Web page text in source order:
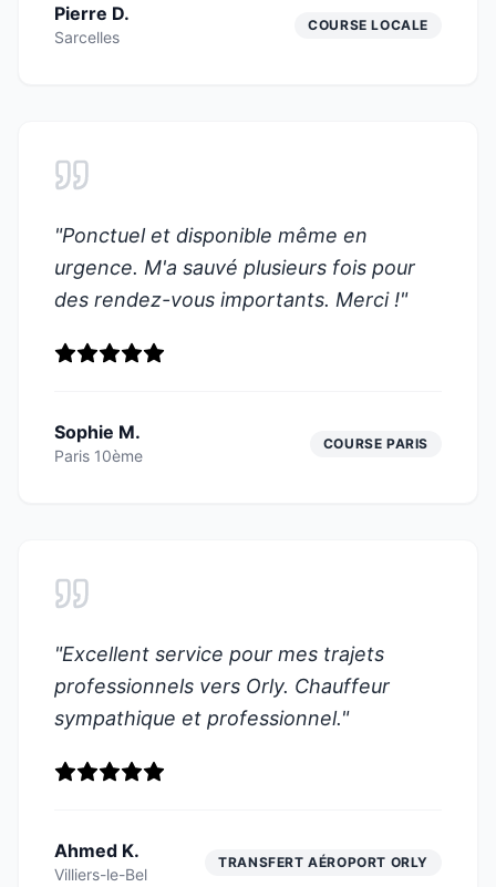
Pierre D.
Sarcelles
COURSE LOCALE
"Ponctuel et disponible même en
urgence. M'a sauvé plusieurs fois pour
des rendez-vous importants. Merci !"
Sophie M.
Paris 10ème
COURSE PARIS
"Excellent service pour mes trajets
professionnels vers Orly. Chauffeur
sympathique et professionnel."
Ahmed K.
Villiers-le-Bel
TRANSFERT AÉROPORT ORLY